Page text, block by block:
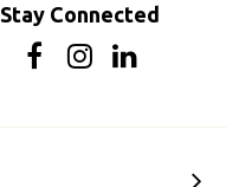
Stay Connected